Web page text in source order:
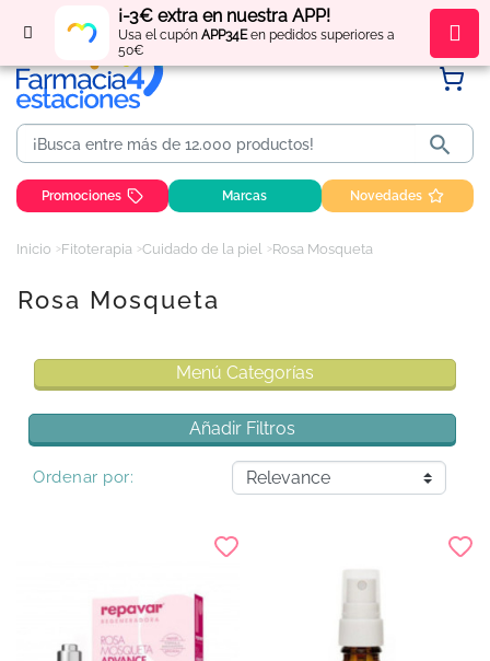
¡-3€ extra en nuestra APP!
Usa el cupón APP34Een pedidos superiores a
50€
Regístratey obténpuntos por tus compras

Promociones Marcas Novedades
Inicio Fitoterapia Cuidado de la piel Rosa Mosqueta
Rosa Mosqueta
Menú Categorías
Añadir Filtros
Ordenar por: